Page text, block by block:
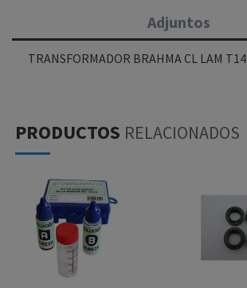
Adjuntos
TRANSFORMADOR BRAHMA CL LAM T14
PRODUCTOS RELACIONADOS